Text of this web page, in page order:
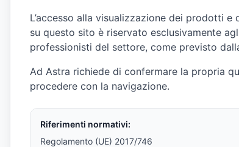
L’accesso alla visualizzazione dei prodotti
su questo sito è riservato esclusivamente
professionisti del settore, come previsto
Ad Astra richiede di confermare la propria
procedere con la navigazione.
Riferimenti normativi:
Regolamento (UE) 2017/746
delle tue esigenze.